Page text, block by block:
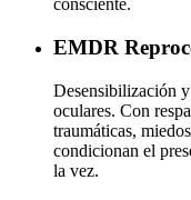
consciente.
EMDR
Desensibilización
oculares. Con
traumáticas,
condicionan el
la vez.